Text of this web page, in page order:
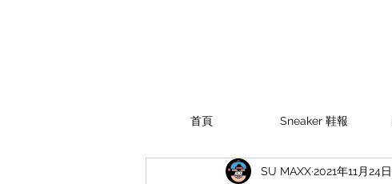
首頁 Sneaker 鞋報
SU MAXX2021年11月24日